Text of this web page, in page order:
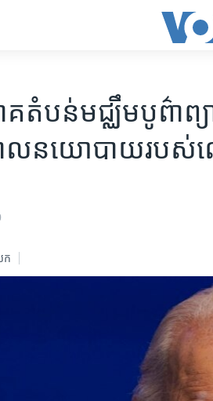
ាគ​តំបន់​មជ្ឈឹម​បូព៌ា​
ល​នយោបាយ​របស់​
ក